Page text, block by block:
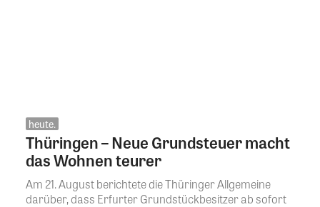
heute.
Thüringen – Neue Grundsteuer macht
das Wohnen teurer
Am 21. August berichtete die Thüringer Allgemeine
darüber, dass Erfurter Grundstückbesitzer ab sofort